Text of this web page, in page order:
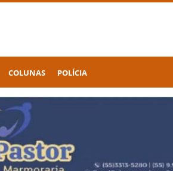
COLUNAS POLÍCIA